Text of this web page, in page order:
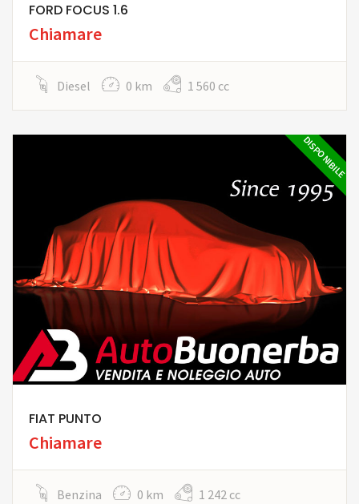
FORD FOCUS 1.6
Chiamare
Diesel 0 km 1 560 cc
DISPONIBILE
FIAT PUNTO
Chiamare
Benzina 0 km 1 242 cc